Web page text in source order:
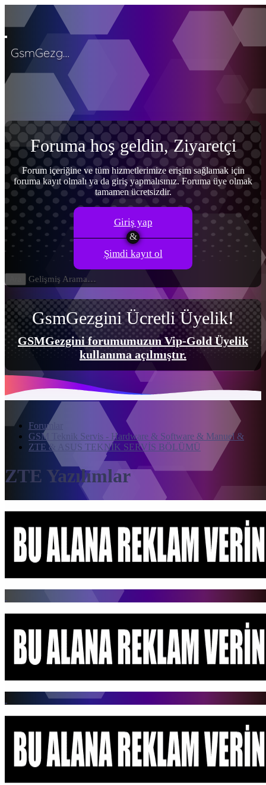
GsmGezgini
Ana sayfa
Son aktivite
Yeni mesajlar
Forumlarda ara
Neler yeni
Yeni mesajlarYeni profil mesajları Son aktiviteler
Kullanıcılar
Şu anki ziyaretçiler Yeni profil mesajları Profil mesajlarında
ara
Giriş yap
Kayıt ol
Neler yeni
Ara
Ara
Sadece başlıkları ara
Gelişmiş Arama…
Menü
Giriş yap
Foruma hoş geldin, Ziyaretçi
Forum içeriğine ve tüm hizmetlerimize erişim sağlamak için
foruma kayıt olmalı ya da giriş yapmalısınız. Foruma üye olmak
tamamen ücretsizdir.
Giriş yap
Şimdi kayıt ol
GsmGezgini Ücretli Üyelik!
GSMGezgini forumumuzun Vip-Gold Üyelik
kullanıma açılmıştır.
Forumlar
GSM Teknik Servis - Hardware & Software & Manuel &
ZTE & ASUS TEKNİK SERVİS BÖLÜMÜ
ZTE Yazılımlar